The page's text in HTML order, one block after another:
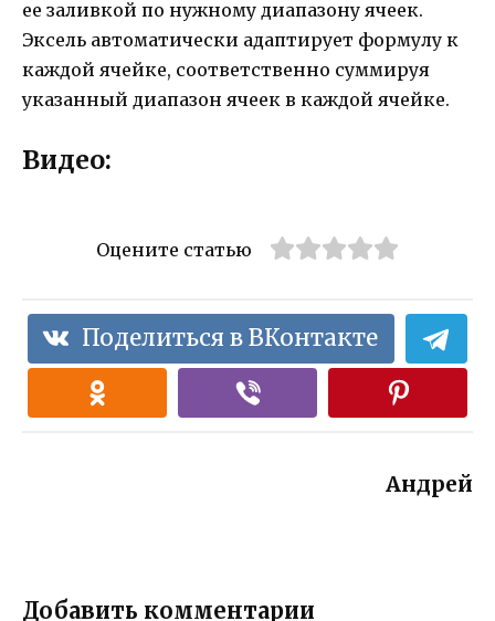
ее заливкой по нужному диапазону ячеек.
Эксель автоматически адаптирует формулу к
каждой ячейке, соответственно суммируя
указанный диапазон ячеек в каждой ячейке.
Видео:
Оцените статью
Поделиться в ВКонтакте
Андрей
Добавить комментарии